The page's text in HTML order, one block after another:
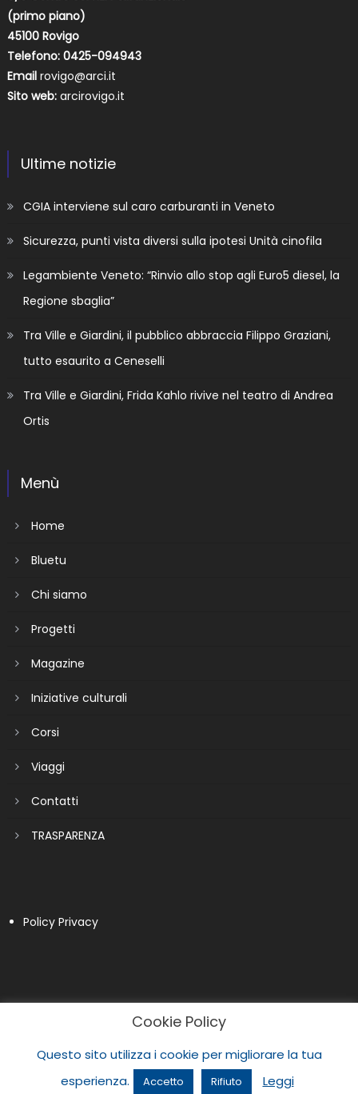
(primo piano)
45100 Rovigo
Telefono: 0425-094943
Email rovigo@arci.it
Sito web: arcirovigo.it
Ultime notizie
CGIA interviene sul caro carburanti in Veneto
Sicurezza, punti vista diversi sulla ipotesi Unità cinofila
Legambiente Veneto: “Rinvio allo stop agli Euro5 diesel, la
Regione sbaglia”
Tra Ville e Giardini, il pubblico abbraccia Filippo Graziani,
tutto esaurito a Ceneselli
Tra Ville e Giardini, Frida Kahlo rivive nel teatro di Andrea
Ortis
Menù
Home
Bluetu
Chi siamo
Progetti
Magazine
Iniziative culturali
Corsi
Viaggi
Contatti
TRASPARENZA
Policy Privacy
|Newspaper Lite by themecentury.
Cookie Policy
Questo sito utilizza i cookie per migliorare la tua
esperienza.
Accetto Rifiuto Leggi